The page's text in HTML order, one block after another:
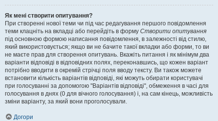
Як мені створити опитування?
При створенні нової теми чи під час редагування першого повідомлення
теми клацніть на вкладці або перейдіть в форму Створити опитування
під основною формою написання повідомлення, в залежності від стилю,
який використовується; якщо ви не бачите такої вкладки або форми, то ви
не маєте прав для створення опитувань. Вкажіть питання і як мінімум два
варіанти відповіді в відповідних полях, переконавшись, що кожен варіант
потрібно вводити в окремій стрічці поля вводу тексту. Ви також можете
встановити кількість варіантів відповіді, які можуть обирати користувачі
при голосуванні за допомогою "Варіантів відповіді", обмеження в часі для
голосування в днях (0 для вічного голосування) і, на сам кінець, можливість
зміни варіанту, за який вони проголосували.
Догори